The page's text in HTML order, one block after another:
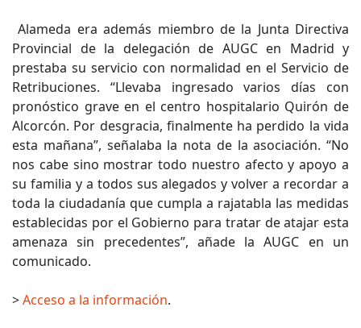
Alameda era además miembro de la Junta Directiva
Provincial de la delegación de AUGC en Madrid y
prestaba su servicio con normalidad en el Servicio de
Retribuciones. “Llevaba ingresado varios días con
pronóstico grave en el centro hospitalario Quirón de
Alcorcón. Por desgracia, finalmente ha perdido la vida
esta mañana”, señalaba la nota de la asociación. “No
nos cabe sino mostrar todo nuestro afecto y apoyo a
su familia y a todos sus alegados y volver a recordar a
toda la ciudadanía que cumpla a rajatabla las medidas
establecidas por el Gobierno para tratar de atajar esta
amenaza sin precedentes”, añade la AUGC en un
comunicado.
>Acceso a la información.